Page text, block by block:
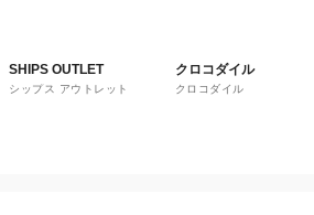
SHIPS OUTLET
シップス アウトレット
クロコダイル
クロコダイル